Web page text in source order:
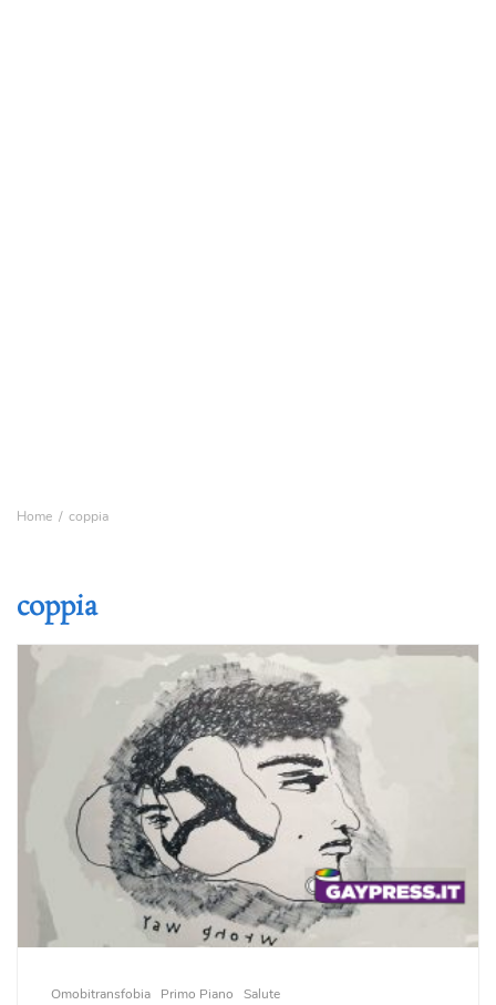
Home coppia
coppia
Omobitransfobia Primo Piano Salute